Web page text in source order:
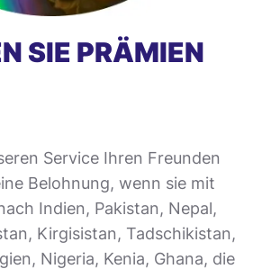
SIE PRÄMIEN
Service Ihren Freunden
Belohnung, wenn sie mit
Indien, Pakistan, Nepal,
Kirgisistan, Tadschikistan,
Nigeria, Kenia, Ghana, die